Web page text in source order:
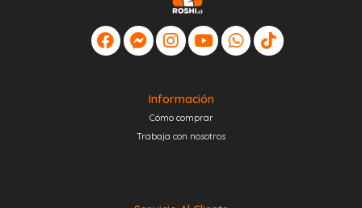
Información
Cómo comprar
Trabaja con nosotros